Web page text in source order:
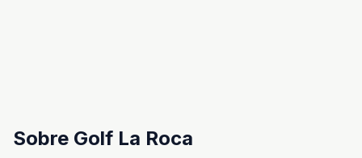
Sobre Golf La Roca